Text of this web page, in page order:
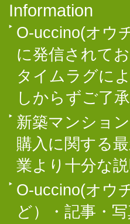
Information
O-uccino(オウ
に発信されて
タイムラグに
しからずご了
新築マンショ
購入に関する
業より十分な
O-uccino(オウ
ど）・記事・